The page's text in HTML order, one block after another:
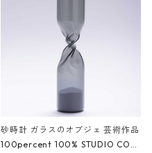
砂時計 ガラスのオブジェ 芸術作品
100percent 100% STUDIO COH